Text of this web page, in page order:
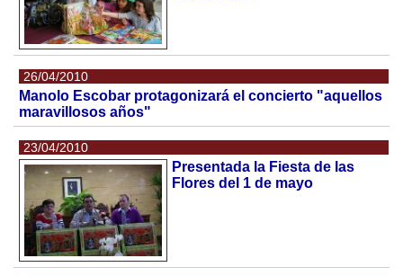
26/04/2010
Manolo Escobar protagonizará el concierto "aquellos
maravillosos años"
23/04/2010
Presentada la Fiesta de las
Flores del 1 de mayo